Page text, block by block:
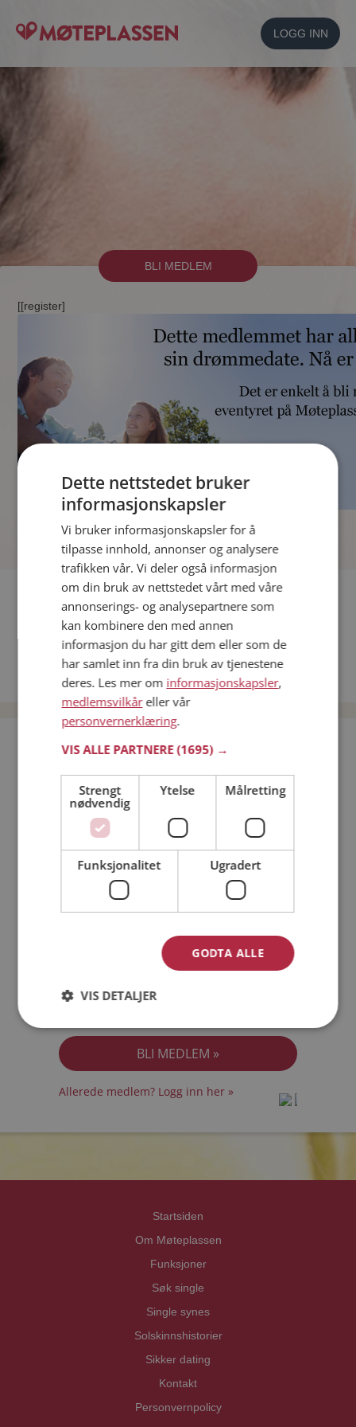
LOGG INN
BLI MEDLEM
[[register]
Fler single
Date menn i Norge
Date kvinner i Norge
Bli medlem gratis!
Jeg er en: Mann Kvinne
Min alder:
Jeg akseptererMedlemsvilkårene
Allerede medlem? Logg inn her »
Startsiden
Om Møteplassen
Funksjoner
Søk single
Single synes
Solskinnshistorier
Sikker dating
Kontakt
Personvernpolicy
Dette nettstedet bruker
informasjonskapsler
Vi bruker informasjonskapsler for å
tilpasse innhold, annonser og analysere
trafikken vår. Vi deler også informasjon
om din bruk av nettstedet vårt med våre
annonserings- og analysepartnere som
kan kombinere den med annen
informasjon du har gitt dem eller som de
har samlet inn fra din bruk av tjenestene
deres. Les mer om informasjonskapsler,
medlemsvilkåreller vår
personvernerklæring.
VIS ALLE PARTNERE(1695) →
Strengt
nødvendig
Ytelse Målretting
Funksjonalitet Ugradert
GODTA ALLE
VIS DETALJER